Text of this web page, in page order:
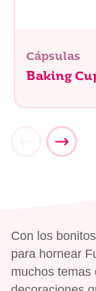
Cápsulas
Baking
Con los
para hornear
muchos temas